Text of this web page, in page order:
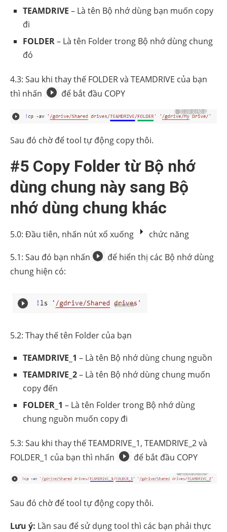
TEAMDRIVE – Là tên Bộ nhớ dùng bạn muốn copy
đi
FOLDER– Là tên Folder trong Bộ nhớ dùng chung
đó
4.3: Sau khi thay thế FOLDER và TEAMDRIVE của bạn
thì nhấn
để bắt đầu COPY
Sau đó chờ để tool tự động copy thôi.
#5 Copy Folder từ Bộ nhớ
dùng chung này sang Bộ
nhớ dùng chung khác
5.0: Đầu tiên, nhấn nút xổ xuống chức năng
5.1: Sau đó bạn nhấn
để hiển thị các Bộ nhớ dùng
chung hiện có:
5.2: Thay thế tên Folder của bạn
TEAMDRIVE_1 – Là tên Bộ nhớ dùng chung nguồn
TEAMDRIVE_2– Là tên Bộ nhớ dùng chung muốn
copy đến
FOLDER_1 – Là tên Folder trong Bộ nhớ dùng
chung nguồn muốn copy đi
5.3: Sau khi thay thế TEAMDRIVE_1, TEAMDRIVE_2 và
FOLDER_1 của bạn thì nhấn
để bắt đầu COPY
Sau đó chờ để tool tự động copy thôi.
Lưu ý: Lần sau để sử dụng tool thì các bạn phải thực